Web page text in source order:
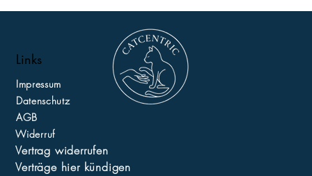
Links
Impressum
Datenschutz
AGB
Widerruf
Vertrag widerrufen
Verträge hier kündigen